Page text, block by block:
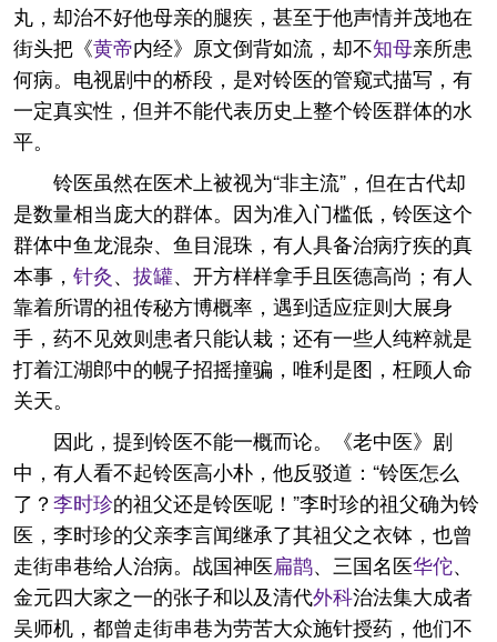
丸，却治不好他母亲的腿疾，甚至于他声情并茂地在
街头把《黄帝内经》原文倒背如流，却不知母亲所患
何病。电视剧中的桥段，是对铃医的管窥式描写，有
一定真实性，但并不能代表历史上整个铃医群体的水
平。
铃医虽然在医术上被视为“非主流”，但在古代却
是数量相当庞大的群体。因为准入门槛低，铃医这个
群体中鱼龙混杂、鱼目混珠，有人具备治病疗疾的真
本事， 针灸、 拔罐、开方样样拿手且医德高尚；有人
靠着所谓的祖传秘方博概率，遇到适应症则大展身
手，药不见效则患者只能认栽；还有一些人纯粹就是
打着江湖郎中的幌子招摇撞骗，唯利是图，枉顾人命
关天。
因此，提到铃医不能一概而论。《老中医》剧
中，有人看不起铃医高小朴，他反驳道：“铃医怎么
了？李时珍的祖父还是铃医呢！”李时珍的祖父确为铃
医，李时珍的父亲李言闻继承了其祖父之衣钵，也曾
走街串巷给人治病。战国神医扁鹊、三国名医华佗、
金元四大家之一的张子和以及清代外科治法集大成者
吴师机，都曾走街串巷为劳苦大众施针授药，他们不